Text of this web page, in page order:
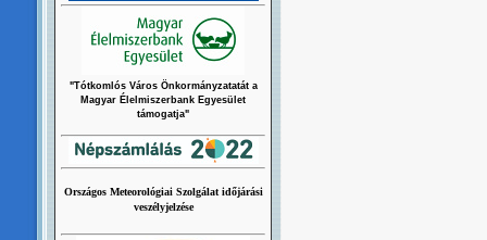
"Tótkomlós Város Önkormányzatatát a
Magyar Élelmiszerbank Egyesület
támogatja"
Országos Meteorológiai Szolgálat időjárási
veszélyjelzése